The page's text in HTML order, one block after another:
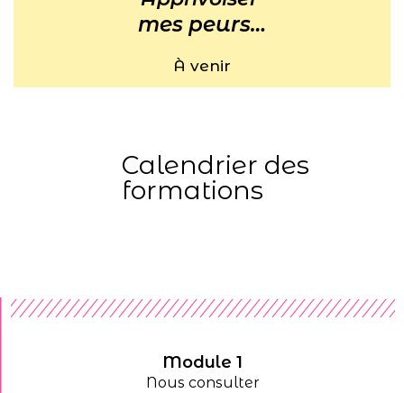
mes peurs…
À venir
Calendrier des
formations
Module 1
Nous consulter